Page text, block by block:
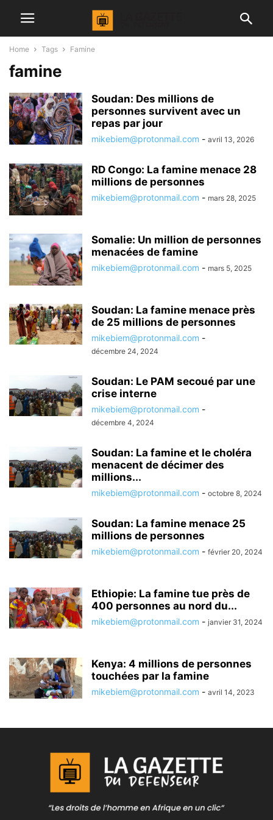
Home Tags Famine
famine
Soudan: Des millions de
personnes survivent avec un
repas par jour
mikebiem@protonmail.com - avril 13, 2026
RD Congo: La famine menace 28
millions de personnes
mikebiem@protonmail.com - mars 28, 2025
Somalie: Un million de personnes
menacées de famine
mikebiem@protonmail.com - mars 5, 2025
Soudan: La famine menace près
de 25 millions de personnes
mikebiem@protonmail.com -
décembre 24, 2024
Soudan: Le PAM secoué par une
crise interne
mikebiem@protonmail.com -
décembre 4, 2024
Soudan: La famine et le choléra
menacent de décimer des
millions...
mikebiem@protonmail.com - octobre 8, 2024
Soudan: La famine menace 25
millions de personnes
mikebiem@protonmail.com - février 20, 2024
Ethiopie: La famine tue près de
400 personnes au nord du...
mikebiem@protonmail.com - janvier 31, 2024
Kenya: 4 millions de personnes
touchées par la famine
mikebiem@protonmail.com - avril 14, 2023